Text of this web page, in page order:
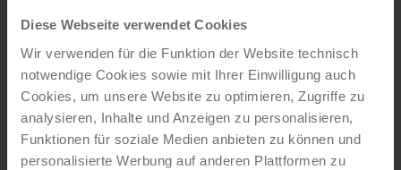
Diese Webseite verwendet Cookies
Wir verwenden für die Funktion der Website technisch
notwendige Cookies sowie mit Ihrer Einwilligung auch
Cookies, um unsere Website zu optimieren, Zugriffe zu
analysieren, Inhalte und Anzeigen zu personalisieren,
Funktionen für soziale Medien anbieten zu können und
personalisierte Werbung auf anderen Plattformen zu